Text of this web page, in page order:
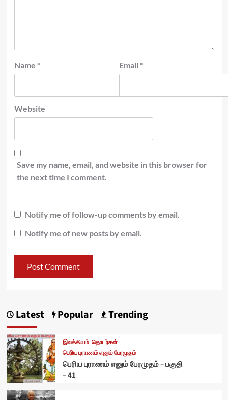
Name * Email *
Website
Save my name, email, and website in this browser for
the next time I comment.
Notify me of follow-up comments by email.
Notify me of new posts by email.
Latest Popular Trending
இலக்கியம் தொடர்கள்
பெரிய புராணம் எனும் பேரமுதம்
பெரிய புராணம் எனும் பேரமுதம் – பகுதி
– 41